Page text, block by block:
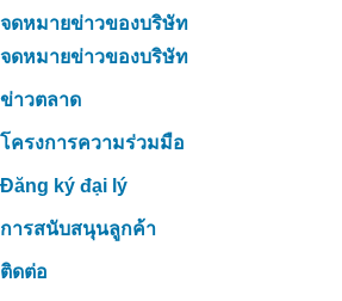
จดหมายข่าวของบริษัท
จดหมายข่าวของบริษัท
ข่าวตลาด
โครงการความร่วมมือ
Đăng ký đại lý
การสนับสนุนลูกค้า
ติดต่อ